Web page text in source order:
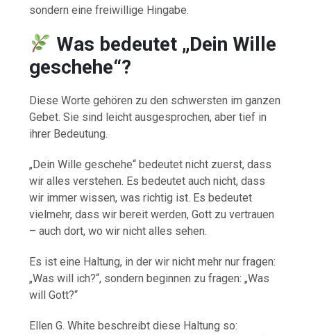
sondern eine freiwillige Hingabe.
Was bedeutet „Dein Wille
geschehe“?
Diese Worte gehören zu den schwersten im ganzen
Gebet. Sie sind leicht ausgesprochen, aber tief in
ihrer Bedeutung.
„Dein Wille geschehe“ bedeutet nicht zuerst, dass
wir alles verstehen. Es bedeutet auch nicht, dass
wir immer wissen, was richtig ist. Es bedeutet
vielmehr, dass wir bereit werden, Gott zu vertrauen
– auch dort, wo wir nicht alles sehen.
Es ist eine Haltung, in der wir nicht mehr nur fragen:
„Was will ich?“, sondern beginnen zu fragen: „Was
will Gott?“
Ellen G. White beschreibt diese Haltung so: